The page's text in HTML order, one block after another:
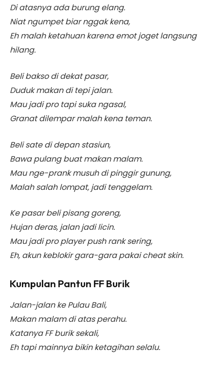
Di atasnya ada burung elang.
Niat ngumpet biar nggak kena,
Eh malah ketahuan karena emot joget langsung
hilang.
Beli bakso di dekat pasar,
Duduk makan di tepi jalan.
Mau jadi pro tapi suka ngasal,
Granat dilempar malah kena teman.
Beli sate di depan stasiun,
Bawa pulang buat makan malam.
Mau nge-prank musuh di pinggir gunung,
Malah salah lompat, jadi tenggelam.
Ke pasar beli pisang goreng,
Hujan deras, jalan jadi licin.
Mau jadi pro player push rank sering,
Eh, akun keblokir gara-gara pakai cheat skin.
Kumpulan Pantun FF Burik
Jalan-jalan ke Pulau Bali,
Makan malam di atas perahu.
Katanya FF burik sekali,
Eh tapi mainnya bikin ketagihan selalu.